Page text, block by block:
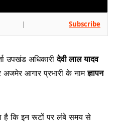
| Subscribe
उपखंड अधिकारीदेवी लाल यादव
अजमेर आगार प्रभारी के नामज्ञापन
है कि इन रूटों पर लंबे समय से